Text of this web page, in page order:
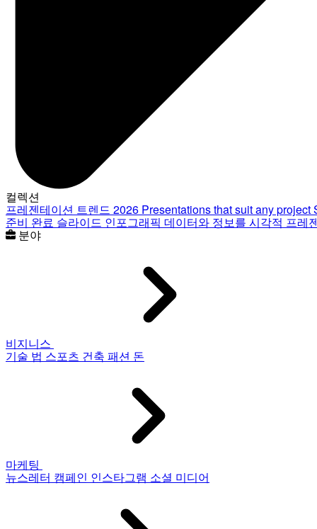
컬렉션
프레젠테이션 트렌드 2026 Presentations that suit any project
준비 완료 슬라이드 인포그래픽 데이터와 정보를 시각적 프레
분야
비지니스
기술 법 스포츠 건축 패션 돈
마케팅
뉴스레터 캠페인 인스타그램 소셜 미디어